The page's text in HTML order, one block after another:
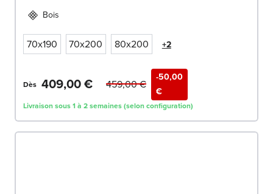
Bois
70x190 70x200 80x200 +2
Dès 409,00 €
-50,00
€
459,00 €
Livraison sous 1 à 2 semaines (selon configuration)